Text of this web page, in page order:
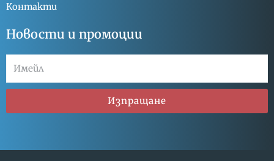
Контакти
Новости и промоции
Изпращане